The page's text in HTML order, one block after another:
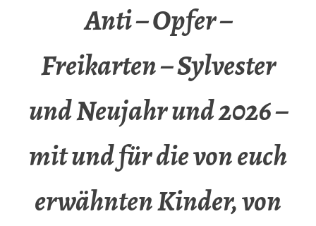
Anti – Opfer –
Freikarten – Sylvester
und Neujahr und 2026 –
mit und für die von euch
erwähnten Kinder, von